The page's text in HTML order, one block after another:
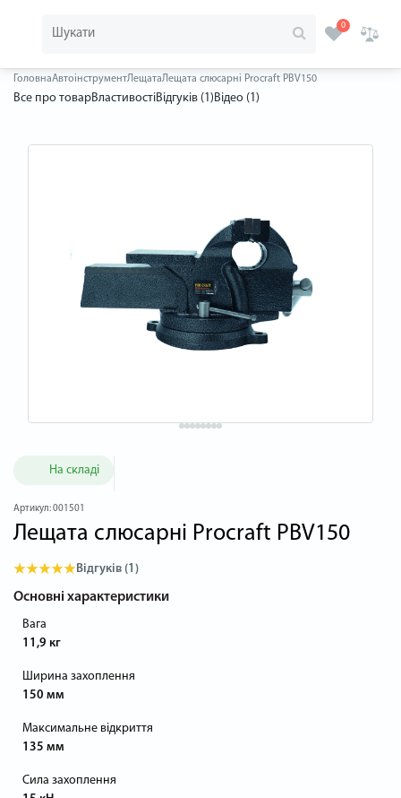
0
ГоловнаАвтоінструментЛещатаЛещата слюсарні Procraft PBV150
Все про товарВластивостіВідгуків (1)Відео (1)
На складі
Артикул:001501
Лещата слюсарні Procraft PBV150
Відгуків (1)
Основні характеристики
Вага
11,9 кг
Ширина захоплення
150 мм
Максимальне відкриття
135 мм
Сила захоплення